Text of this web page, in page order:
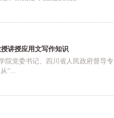
讲授应用文写作知识
院党委书记、四川省人民政府督导
“...